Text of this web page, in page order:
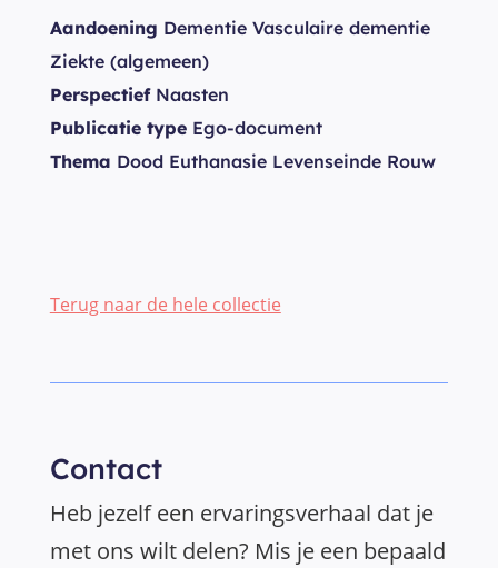
Aandoening Dementie Vasculaire dementie
Ziekte (algemeen)
PerspectiefNaasten
Publicatie type Ego-document
Thema Dood Euthanasie Levenseinde Rouw
Terug naar de hele collectie
Contact
Heb jezelf een ervaringsverhaal dat je
met ons wilt delen? Mis je een bepaald